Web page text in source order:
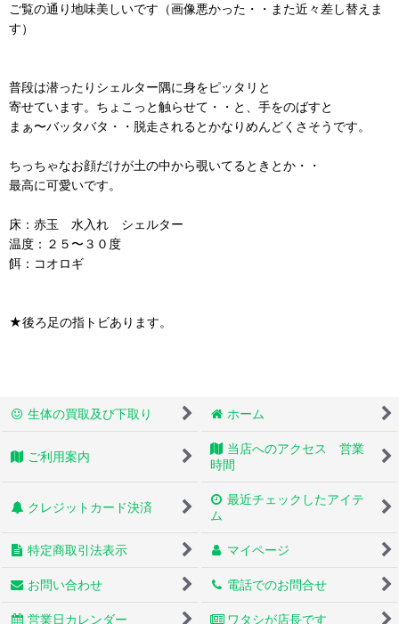
ご覧の通り地味美しいです（画像悪かった・・また近々差し替えま
す）
普段は潜ったりシェルター隅に身をピッタリと
寄せています。ちょこっと触らせて・・と、手をのばすと
まぁ〜バッタバタ・・脱走されるとかなりめんどくさそうです。
ちっちゃなお顔だけが土の中から覗いてるときとか・・
最高に可愛いです。
床：赤玉 水入れ シェルター
温度：２５〜３０度
餌：コオロギ
★後ろ足の指トビあります。
生体の買取及び下取り ホーム
ご利用案内
当店へのアクセス 営業
時間
クレジットカード決済
最近チェックしたアイテ
ム
特定商取引法表示 マイページ
お問い合わせ 電話でのお問合せ
営業日カレンダー ワタシが店長です